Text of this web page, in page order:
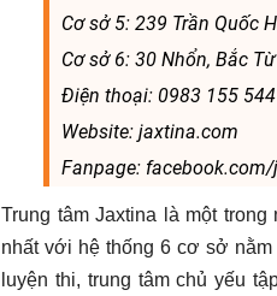
Cơ sở 5: 239 Trần Quốc
Cơ sở 6: 30 Nhổn, Bắc
Điện thoại: 0983 155 544
Website: jaxtina.com
Fanpage:
Trung tâm Jaxtina là một trong
nhất với hệ thống 6 cơ sở nằm
luyện thi, trung tâm chủ yếu